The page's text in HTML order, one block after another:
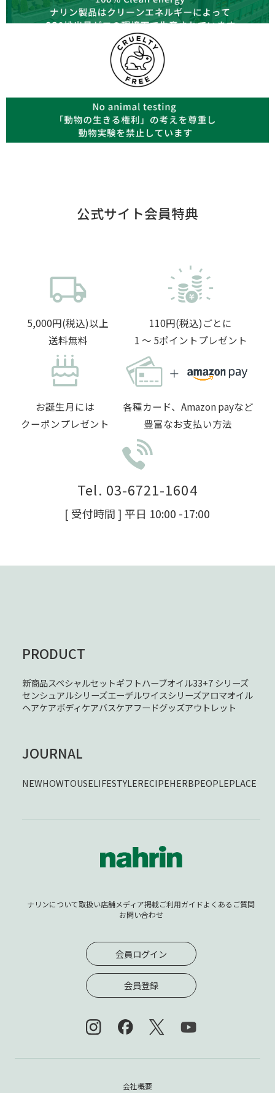
公式サイト会員特典
5,000円(税込)以上
送料無料
110円(税込)ごとに
1 〜 5ポイントプレゼント
お誕生月には
クーポンプレゼント
各種カード、Amazon payなど
豊富なお支払い方法
Tel. 03-6721-1604
[ 受付時間 ] 平日 10:00 -17:00
PRODUCT
新商品スペシャルセットギフトハーブオイル33+7 シリーズ
センシュアルシリーズエーデルワイスシリーズアロマオイル
ヘアケアボディケアバスケアフードグッズアウトレット
JOURNAL
NEWHOWTOUSELIFESTYLERECIPEHERBPEOPLEPLACE
ナリンについて取扱い店舗メディア掲載ご利用ガイドよくあるご質問
お問い合わせ
会員ログイン
会員登録
会社概要